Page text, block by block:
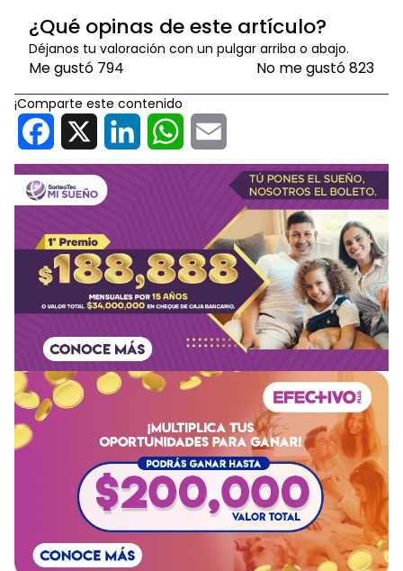
¿Qué opinas de este artículo?
Déjanos tu valoración con un pulgar arriba o abajo.
Me gustó 794 No me gustó823
¡Comparte este contenido
Facebook LinkedInWhatsApp